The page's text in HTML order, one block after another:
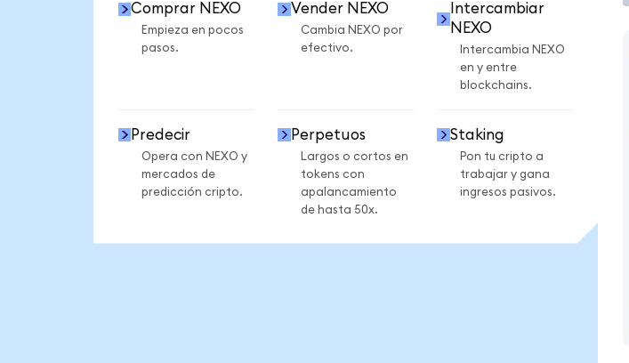
Comprar NEXO
Empieza en pocos
pasos.
Vender NEXO
Cambia NEXO por
efectivo.
Intercambiar
NEXO
Intercambia NEXO
en y entre
blockchains.
Predecir
Opera con NEXO y
mercados de
predicción cripto.
Perpetuos
Largos o cortos en
tokens con
apalancamiento
de hasta 50x.
Staking
Pon tu cripto a
trabajar y gana
ingresos pasivos.